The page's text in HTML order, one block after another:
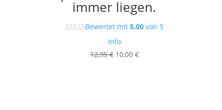
immer liegen.
Bewertet mit 5.00von 5
Info
12,95€ Ursprünglicher
10,00 €Aktueller